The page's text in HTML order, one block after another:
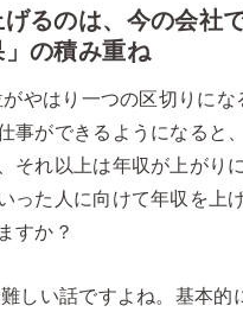
るのは、今の会社
の積み重ね
やはり一つの区切りにな
事ができるようになると
それ以上は年収が上がり
った人に向けて年収を上
すか？
難しい話ですよね。基本的